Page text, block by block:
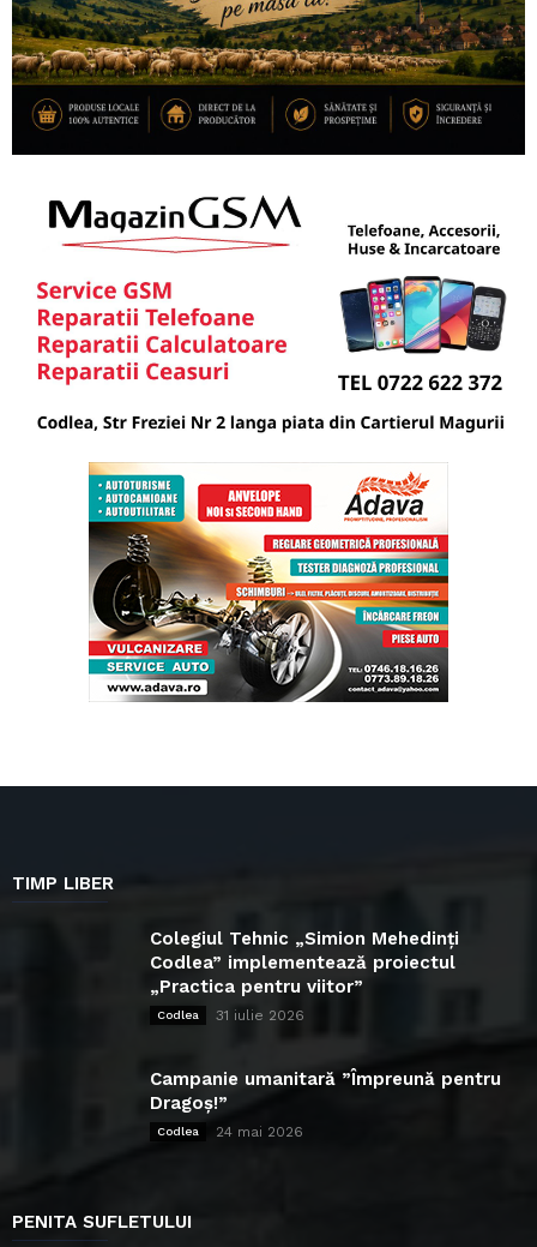
TIMP LIBER
Colegiul Tehnic „Simion Mehedinți
Codlea” implementează proiectul
„Practica pentru viitor”
Codlea 31 iulie 2026
Campanie umanitară ”Împreună pentru
Dragoș!”
Codlea 24 mai 2026
PENITA SUFLETULUI